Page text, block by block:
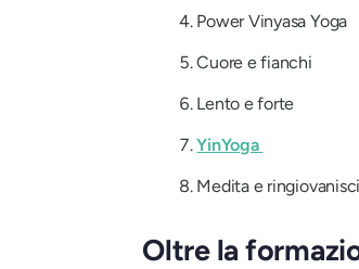
Power Vinyasa Yoga
Cuore e fianchi
Lento e forte
YinYoga
Medita e ringiovanisci
Oltre la